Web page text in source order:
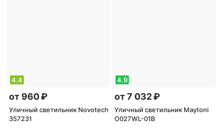
4.4
от 960 ₽
Уличный светильник Novotech
357231
4.9
от 7 032 ₽
Уличный светильник Maytoni
O027WL-01B